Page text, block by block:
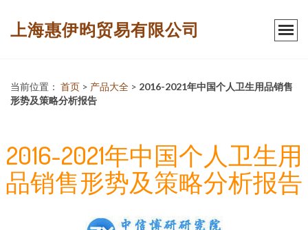
上海惠伊昀贸易有限公司
当前位置： 首页 > 产品大全 > 2016-2021年中国个人卫生用品销售
形势及策略分析报告
2016-2021年中国个人卫生用
品销售形势及策略分析报告